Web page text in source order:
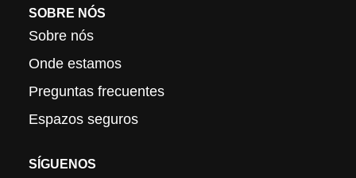
SOBRE NÓS
Sobre nós
Onde estamos
Preguntas frecuentes
Espazos seguros
SÍGUENOS